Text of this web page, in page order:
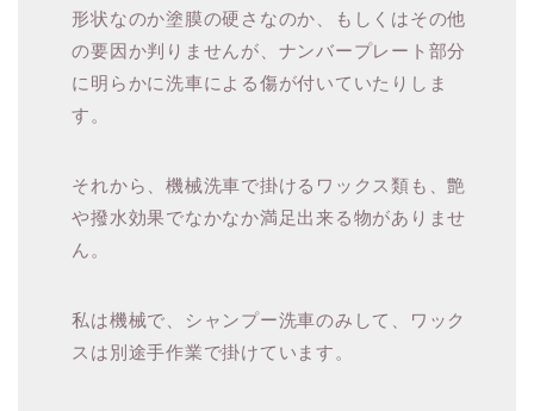
形状なのか塗膜の硬さなのか、もしくはその他
の要因か判りませんが、ナンバープレート部分
に明らかに洗車による傷が付いていたりしま
す。
それから、機械洗車で掛けるワックス類も、艶
や撥水効果でなかなか満足出来る物がありませ
ん。
私は機械で、シャンプー洗車のみして、ワック
スは別途手作業で掛けています。